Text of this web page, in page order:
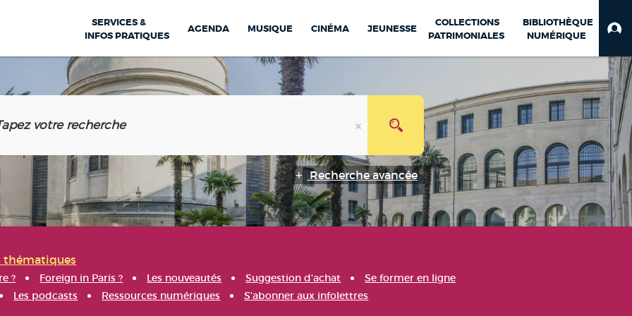
SERVICES &
INFOS PRATIQUES
AGENDA MUSIQUE CINÉMA JEUNESSE
COLLECTIONS
PATRIMONIALES
BIBLIOTHÈQUE
NUMÉRIQUE
Recherche avancée
thématiques
? Foreign in Paris ? Les nouveautés Suggestion d'achat
Se former en ligne
Les podcasts Ressources numériques S'abonner aux infolettres